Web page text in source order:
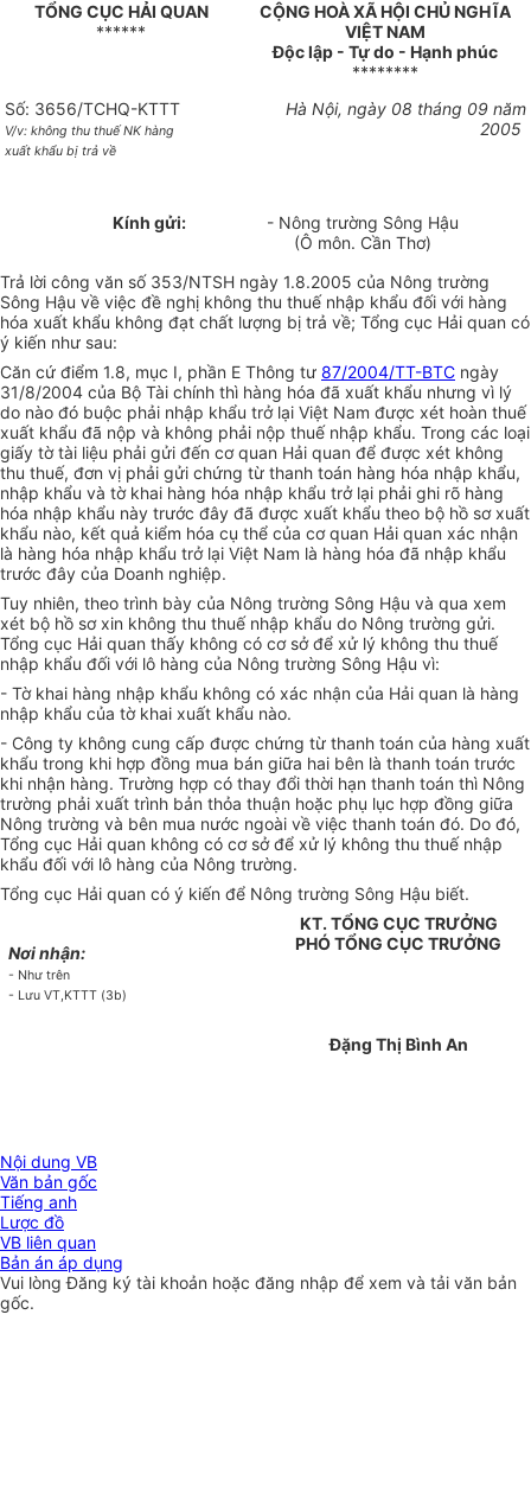
TỔNG CỤC HẢI QUAN
******
CỘNG HOÀ XÃ HỘI CHỦ NGHĨA
VIỆT NAM
Độc lập - Tự do - Hạnh phúc
********
Số: 3656/TCHQ-KTTT
V/v: không thu thuế NK hàng
xuất khẩu bị trả về
Hà Nội, ngày 08 tháng 09 năm
2005
Kính gửi:
- Nông trường Sông Hậu
(Ô môn. Cần Thơ)
Trả lời công văn số 353/NTSH ngày 1.8.2005 của Nông trường
Sông Hậu về việc đề nghị không thu thuế nhập khẩu đối với hàng
hóa xuất khẩu không đạt chất lượng bị trả về; Tổng cục Hải quan có
ý kiến như sau:
Căn cứ điểm 1.8, mục I, phần E Thông tư 87/2004/TT-BTC ngày
31/8/2004 của Bộ Tài chính thì hàng hóa đã xuất khẩu nhưng vì lý
do nào đó buộc phải nhập khẩu trở lại Việt Nam được xét hoàn thuế
xuất khẩu đã nộp và không phải nộp thuế nhập khẩu. Trong các loại
giấy tờ tài liệu phải gửi đến cơ quan Hải quan để được xét không
thu thuế, đơn vị phải gửi chứng từ thanh toán hàng hóa nhập khẩu,
nhập khẩu và tờ khai hàng hóa nhập khẩu trở lại phải ghi rõ hàng
hóa nhập khẩu này trước đây đã được xuất khẩu theo bộ hồ sơ xuất
khẩu nào, kết quả kiểm hóa cụ thể của cơ quan Hải quan xác nhận
là hàng hóa nhập khẩu trở lại Việt Nam là hàng hóa đã nhập khẩu
trước đây của Doanh nghiệp.
Tuy nhiên, theo trình bày của Nông trường Sông Hậu và qua xem
xét bộ hồ sơ xin không thu thuế nhập khẩu do Nông trường gửi.
Tổng cục Hải quan thấy không có cơ sở để xử lý không thu thuế
nhập khẩu đối với lô hàng của Nông trường Sông Hậu vì:
- Tờ khai hàng nhập khẩu không có xác nhận của Hải quan là hàng
nhập khẩu của tờ khai xuất khẩu nào.
- Công ty không cung cấp được chứng từ thanh toán của hàng xuất
khẩu trong khi hợp đồng mua bán giữa hai bên là thanh toán trước
khi nhận hàng. Trường hợp có thay đổi thời hạn thanh toán thì Nông
trường phải xuất trình bản thỏa thuận hoặc phụ lục hợp đồng giữa
Nông trường và bên mua nước ngoài về việc thanh toán đó. Do đó,
Tổng cục Hải quan không có cơ sở để xử lý không thu thuế nhập
khẩu đối với lô hàng của Nông trường.
Tổng cục Hải quan có ý kiến để Nông trường Sông Hậu biết.
Nơi nhận:
- Như trên
- Lưu VT,KTTT (3b)
KT. TỔNG CỤC TRƯỞNG
PHÓ TỔNG CỤC TRƯỞNG
Đặng Thị Bình An
Nội dung VB
Văn bản gốc
Tiếng anh
Lược đồ
VB liên quan
Bản án áp dụng
Vui lòngĐăng ký tài khoản hoặc đăng nhập để xem và tải văn bản
gốc.